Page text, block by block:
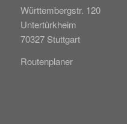
Württembergstr. 120
Untertürkheim
70327 Stuttgart
Routenplaner